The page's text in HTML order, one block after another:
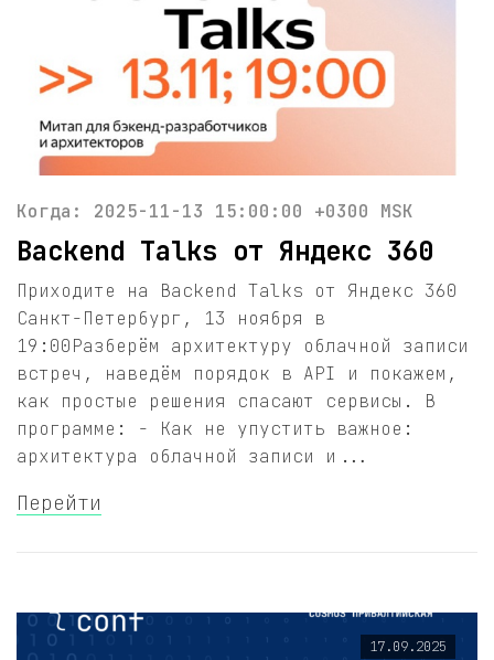
Когда: 2025-11-13 15:00:00 +0300 MSK
Backend Talks от Яндекс 360
Приходите на Backend Talks от Яндекс 360
Санкт-Петербург, 13 ноября в
19:00Разберём архитектуру облачной записи
встреч, наведём порядок в API и покажем,
как простые решения спасают сервисы. В
программе: - Как не упустить важное:
архитектура облачной записи и...
Перейти
17.09.2025